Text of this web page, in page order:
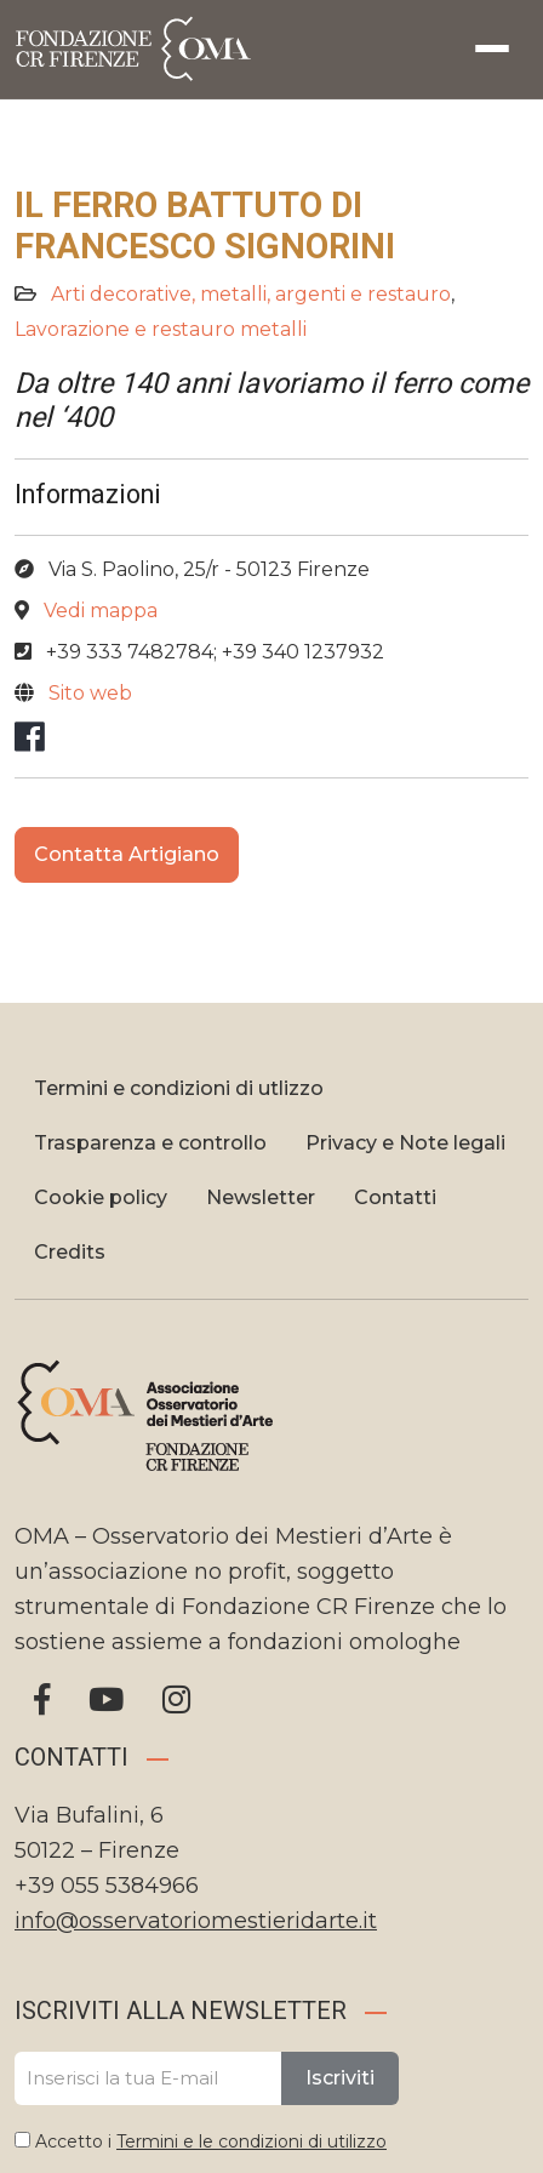
IL FERRO BATTUTO DI
FRANCESCO SIGNORINI
Arti decorative, metalli, argenti e restauro,
Lavorazione e restauro metalli
Da oltre 140 anni lavoriamo il ferro come
nel ‘400
Informazioni
Via S. Paolino, 25/r - 50123 Firenze
Vedi mappa
+39 333 7482784; +39 340 1237932
Sito web
Facebook
Contatta Artigiano
Termini e condizioni di utlizzo
Trasparenza e controllo Privacy e Note legali
Cookie policy Newsletter Contatti
Credits
OMA – Osservatorio dei Mestieri d’Arte è
un’associazione no profit, soggetto
strumentale di Fondazione CR Firenze che lo
sostiene assieme a fondazioni omologhe
CONTATTI
Via Bufalini, 6
50122 – Firenze
+39 055 5384966
info@osservatoriomestieridarte.it
ISCRIVITI ALLA NEWSLETTER
Iscriviti
Accetto i Termini e le condizioni di utilizzo